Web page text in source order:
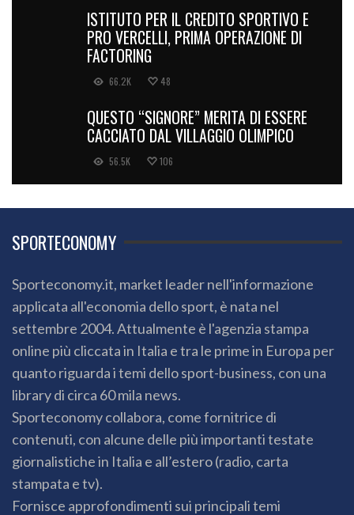
ISTITUTO PER IL CREDITO SPORTIVO E
PRO VERCELLI, PRIMA OPERAZIONE DI
FACTORING
66.2K 48
QUESTO “SIGNORE” MERITA DI ESSERE
CACCIATO DAL VILLAGGIO OLIMPICO
56.5K 106
SPORTECONOMY
Sporteconomy.it, market leader nell'informazione
applicata all'economia dello sport, è nata nel
settembre 2004. Attualmente è l'agenzia stampa
online più cliccata in Italia e tra le prime in Europa per
quanto riguarda i temi dello sport-business, con una
library di circa 60 mila news.
Sporteconomy collabora, come fornitrice di
contenuti, con alcune delle più importanti testate
giornalistiche in Italia e all’estero (radio, carta
stampata e tv).
Fornisce approfondimenti sui principali temi